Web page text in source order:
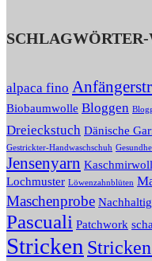
alpaca fino
Biobaumwolle Bloggen
Dreieckstuch Dänische
Gestrickter-Handwaschschuh
Jensenyarn
Lochmuster Löwenzahnblüten
Maschenprobe Nachhaltig
Pascuali Patchwork
Stricken